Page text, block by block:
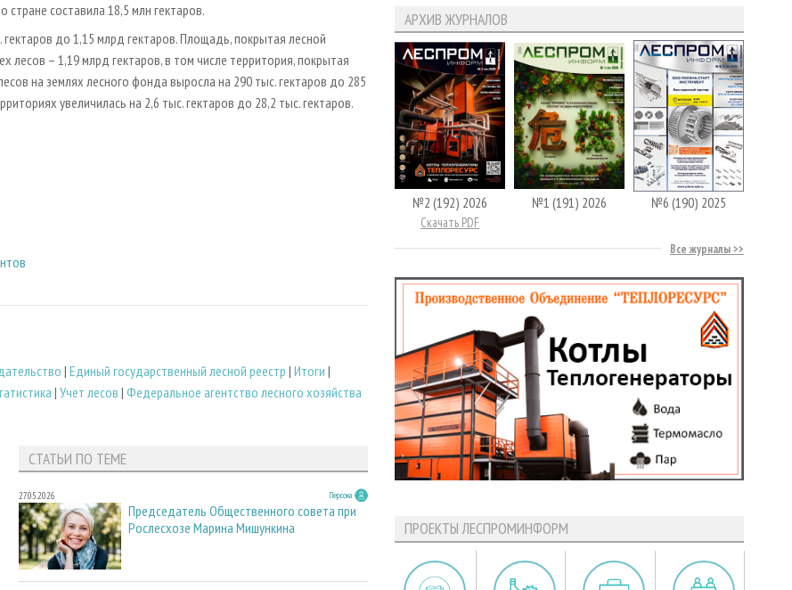
составила 18,5 млн гектаров.
до 1,15 млрд гектаров. Площадь, покрытая лесной
лесов – 1,19 млрд гектаров, в том числе территория, покрытая
на землях лесного фонда выросла на 290 тыс. гектаров до 285
увеличилась на 2,6 тыс. гектаров до 28,2 тыс. гектаров.
| Единый государственный лесной реестр | Итоги |
| Учет лесов | Федеральное агентство лесного хозяйства
СТАТЬИ ПО ТЕМЕ
27.05.2026 Персона
Председатель Общественного совета при
Рослесхозе Марина Мишункина
АРХИВ ЖУРНАЛОВ
№2 (192) 2026
Скачать PDF
№1 (191) 2026 №6 (190) 2025
Все журналы
ПРОЕКТЫ ЛЕСПРОМИНФОРМ